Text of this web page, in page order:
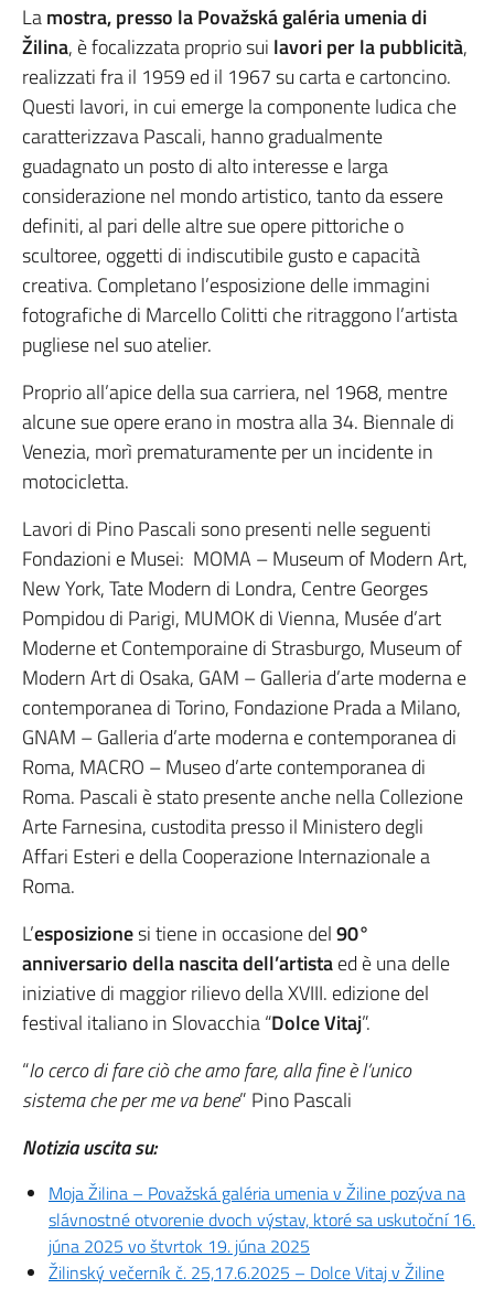
Lamostra, presso la Považská galéria umenia di
Žilina, è focalizzata proprio sui lavori per la pubblicità,
realizzati fra il 1959 ed il 1967 su carta e cartoncino.
Questi lavori, in cui emerge la componente ludica che
caratterizzava Pascali, hanno gradualmente
guadagnato un posto di alto interesse e larga
considerazione nel mondo artistico, tanto da essere
definiti, al pari delle altre sue opere pittoriche o
scultoree, oggetti di indiscutibile gusto e capacità
creativa. Completano l’esposizione delle immagini
fotografiche di Marcello Colitti che ritraggono l’artista
pugliese nel suo atelier.
Proprio all’apice della sua carriera, nel 1968, mentre
alcune sue opere erano in mostra alla 34. Biennale di
Venezia, morì prematuramente per un incidente in
motocicletta.
Lavori di Pino Pascali sono presenti nelle seguenti
Fondazioni e Musei: MOMA – Museum of Modern Art,
New York, Tate Modern di Londra, Centre Georges
Pompidou di Parigi, MUMOK di Vienna, Musée d’art
Moderne et Contemporaine di Strasburgo, Museum of
Modern Art di Osaka, GAM – Galleria d’arte moderna e
contemporanea di Torino, Fondazione Prada a Milano,
GNAM – Galleria d’arte moderna e contemporanea di
Roma, MACRO – Museo d’arte contemporanea di
Roma. Pascali è stato presente anche nella Collezione
Arte Farnesina, custodita presso il Ministero degli
Affari Esteri e della Cooperazione Internazionale a
Roma.
L’esposizionesi tiene in occasione del90°
anniversario della nascita dell’artistaed è una delle
iniziative di maggior rilievo della XVIII. edizione del
festival italiano in Slovacchia “Dolce Vitaj”.
“Io cerco di fare ciò che amo fare, alla fine è l’unico
sistema che per me va bene” Pino Pascali
Notizia uscita su:
Moja Žilina – Považská galéria umenia v Žiline pozýva na
slávnostné otvorenie dvoch výstav, ktoré sa uskutoční 16.
júna 2025 vo štvrtok 19. júna 2025
Žilinský večerník č. 25,17.6.2025 – Dolce Vitaj v Žiline